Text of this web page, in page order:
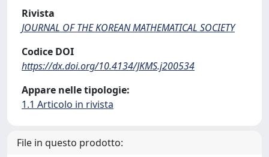
Rivista
JOURNAL OF THE KOREAN MATHEMATICAL SOCIETY
Codice DOI
https://dx.doi.org/10.4134/JKMS.j200534
Appare nelle tipologie:
1.1 Articolo in rivista
File in questo prodotto: